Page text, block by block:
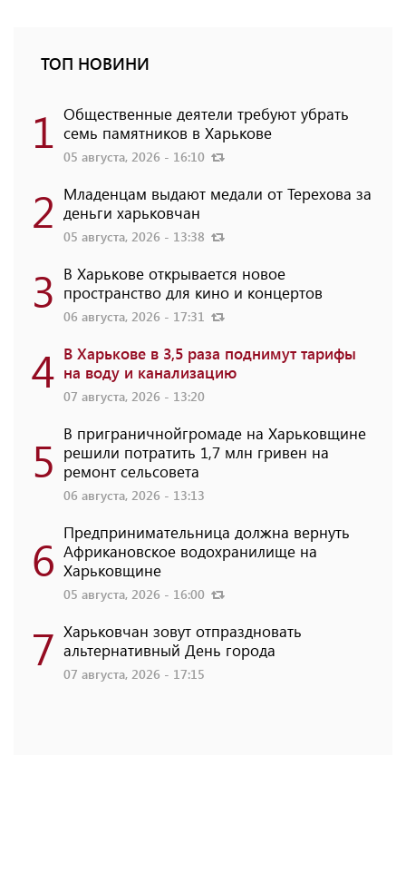
ТОП НОВИНИ
1 Общественные деятели требуют убрать
семь памятников в Харькове
05 августа, 2026 - 16:10
2 Младенцам выдают медали от Терехова за
деньги харьковчан
05 августа, 2026 - 13:38
3 В Харькове открывается новое
пространство для кино и концертов
06 августа, 2026 - 17:31
4 В Харькове в 3,5 раза поднимут тарифы
на воду и канализацию
07 августа, 2026 - 13:20
5 В приграничнойгромаде на Харьковщине
решили потратить 1,7 млн ​​гривен на
ремонт сельсовета
06 августа, 2026 - 13:13
6 Предпринимательница должна вернуть
Африкановское водохранилище на
Харьковщине
05 августа, 2026 - 16:00
7 Харьковчан зовут отпраздновать
альтернативный День города
07 августа, 2026 - 17:15